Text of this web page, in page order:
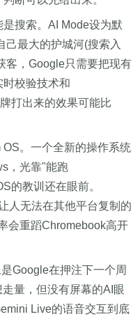
搜索。AI Mode设为默
己最大的护城河(搜索入
客，Google只需要把现有
时校验技术和
打出来的效果可能比
。一个全新的操作系统
，光靠"能跑
的教训还在眼前。
人无法在其他平台复制的
会重蹈Chromebook高开
Google在押注下一个周
量，但没有屏幕的AI眼
Live的语音交互到底